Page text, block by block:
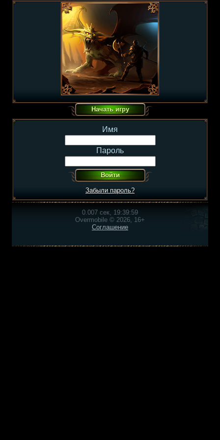
Имя
Пароль
Забыли пароль?
0.007 сек, 19:39:59
Overmobile © 2026, 16+
Соглашение